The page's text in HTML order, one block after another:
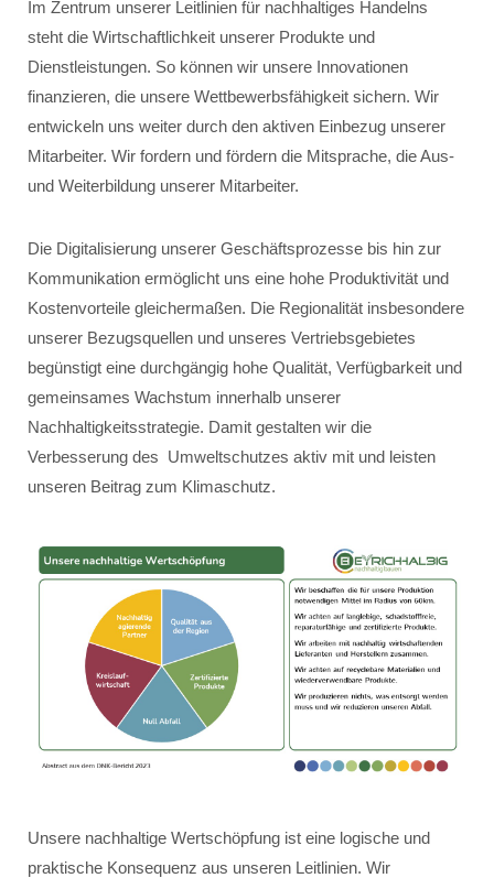
Im Zentrum unserer Leitlinien für nachhaltiges Handelns
steht die Wirtschaftlichkeit unserer Produkte und
Dienstleistungen. So können wir unsere Innovationen
finanzieren, die unsere Wettbewerbsfähigkeit sichern. Wir
entwickeln uns weiter durch den aktiven Einbezug unserer
Mitarbeiter. Wir fordern und fördern die Mitsprache, die Aus-
und Weiterbildung unserer Mitarbeiter.
Die Digitalisierung unserer Geschäftsprozesse bis hin zur
Kommunikation ermöglicht uns eine hohe Produktivität und
Kostenvorteile gleichermaßen. Die Regionalität insbesondere
unserer Bezugsquellen und unseres Vertriebsgebietes
begünstigt eine durchgängig hohe Qualität, Verfügbarkeit und
gemeinsames Wachstum innerhalb unserer
Nachhaltigkeitsstrategie. Damit gestalten wir die
Verbesserung des Umweltschutzes aktiv mit und leisten
unseren Beitrag zum Klimaschutz.
Unsere nachhaltige Wertschöpfung ist eine logische und
praktische Konsequenz aus unseren Leitlinien. Wir